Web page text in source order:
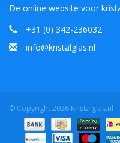
De online website voor
+31 (0) 342-236032
info@kristalglas.nl
© Copyright 2026 Kristalglas.nl